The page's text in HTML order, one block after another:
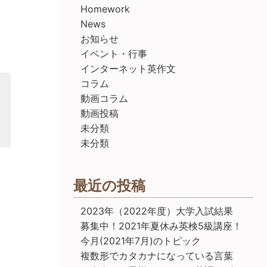
Homework
News
お知らせ
イベント・行事
インターネット英作文
コラム
動画コラム
動画投稿
未分類
未分類
最近の投稿
2023年（2022年度）大学入試結果
募集中！2021年夏休み英検5級講座！
今月(2021年7月)のトピック
複数形でカタカナになっている言葉